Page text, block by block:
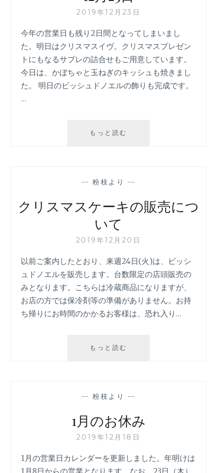
2019年12月23日
今年の営業日も残り2日間となってしまいまし
た。明日はクリスマスイヴ。クリスマスプレゼン
トにもなるサブレの詰合せもご用意しています。
今日は、かぼちゃと玉ねぎのキッシュも焼きまし
た。 明日のビッシュドノエルの飾りも完成です。
…
もっと読む
— 粉枝より —
クリスマスケーキの販売につ
いて
2019年12月20日
以前ご案内したとおり、来週24日(火)は、ビッシ
ュドノエルを販売します。台数限定の店頭販売の
みとなります。こちらは冷蔵商品になりますが、
お店の方では保冷剤等の準備がありません。お持
ち帰りにお時間のかかるお客様は、恐れ入り…
もっと読む
キ
販
売
に
— 粉枝より —
1月のお休み
2019年12月18日
1月の営業日カレンダーを更新しました。年明けは